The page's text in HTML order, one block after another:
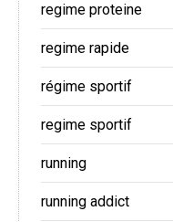
regime proteine
regime rapide
régime sportif
regime sportif
running
running addict